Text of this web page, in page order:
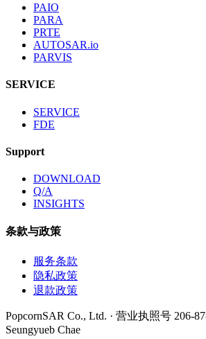
PAIO
PARA
PRTE
AUTOSAR.io
PARVIS
SERVICE
SERVICE
FDE
Support
DOWNLOAD
Q/A
INSIGHTS
条款与政策
服务条款
隐私政策
退款政策
PopcornSAR Co., Ltd. · 营业执照号 206-
Seungyueb Chae